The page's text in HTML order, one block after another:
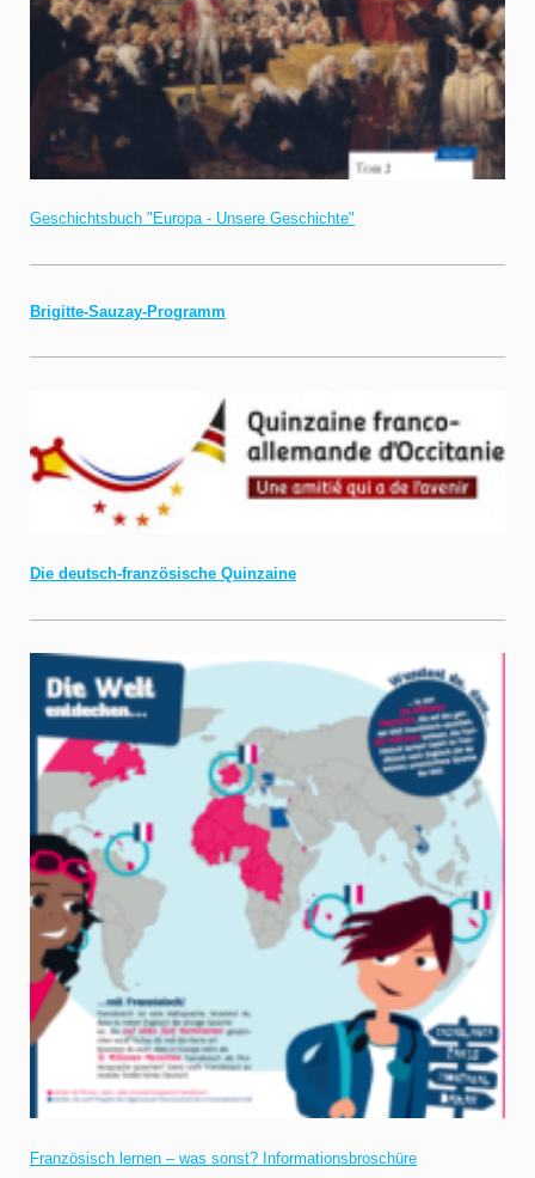
Geschichtsbuch "Europa - Unsere Geschichte"
Brigitte-Sauzay-Programm
Die deutsch-französische Quinzaine
Französisch lernen – was sonst? Informationsbroschüre